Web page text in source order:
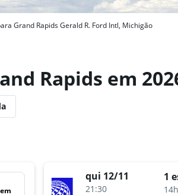
Grand Rapids Gerald R. Ford Intl, Michigão
Rapids em
qui 12/11
21:30
1